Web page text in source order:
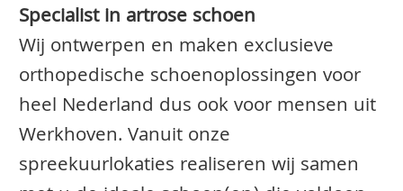
Specialist in artrose schoen
Wij ontwerpen en maken exclusieve
orthopedische schoenoplossingen voor
heel Nederland dus ook voor mensen uit
Werkhoven. Vanuit onze
spreekuurlokaties realiseren wij samen